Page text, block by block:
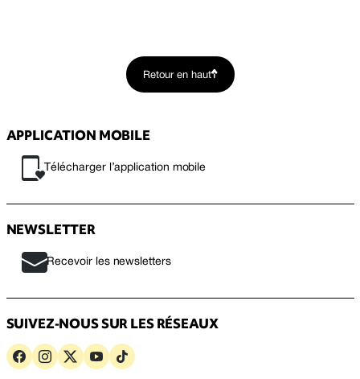
Retour en haut
APPLICATION MOBILE
Télécharger l’application mobile
NEWSLETTER
Recevoir les newsletters
SUIVEZ-NOUS SUR LES RÉSEAUX